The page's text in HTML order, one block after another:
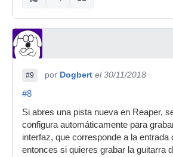
#9 por Dogbert el 30/11/2018
#8
Si abres una pista nueva en Reaper,
configura automáticamente para
interfaz, que corresponde a la entrada
entonces si quieres grabar la guitarra